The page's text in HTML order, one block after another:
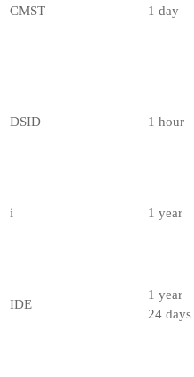
CMST 1 day
DSID 1 hour
i 1 year
IDE
1 year
24 days